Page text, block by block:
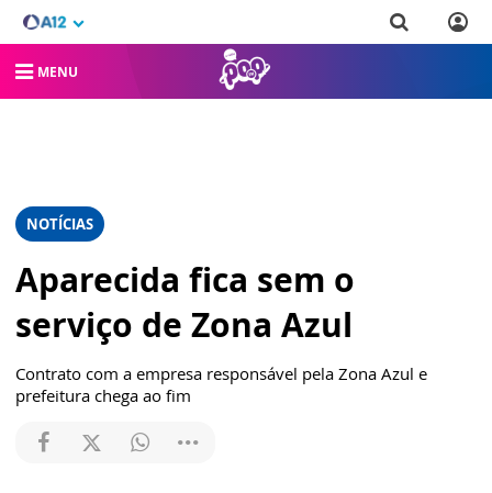
MENU
NOTÍCIAS
Aparecida fica sem o
serviço de Zona Azul
Contrato com a empresa responsável pela Zona Azul e
prefeitura chega ao fim